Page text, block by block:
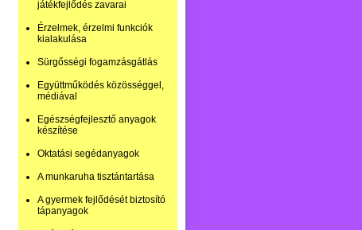
játékfejlődés zavarai
Érzelmek, érzelmi funkciók
kialakulása
Sürgősségi fogamzásgátlás
Együttműködés közösséggel,
médiával
Egészségfejlesztő anyagok
készítése
Oktatási segédanyagok
A munkaruha tisztántartása
A gyermek fejlődését biztosító
tápanyagok